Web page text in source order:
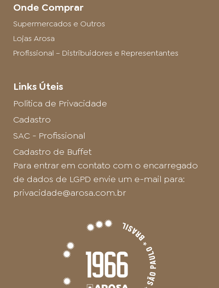
Onde Comprar
Supermercados e Outros
Lojas Arosa
Profissional – Distribuidores e Representantes
Links Úteis
Política de Privacidade
Cadastro
SAC - Profissional
Cadastro de Buffet
Para entrar em contato com o encarregado
de dados de LGPD envie um e-mail para:
privacidade@arosa.com.br